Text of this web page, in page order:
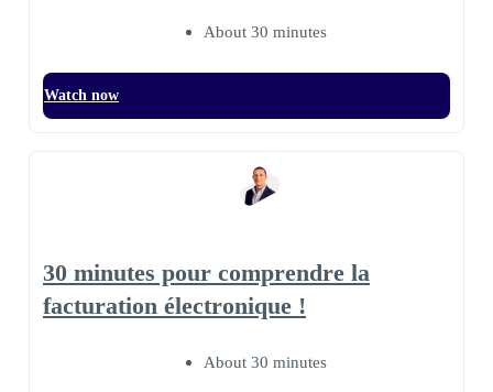
About 30 minutes
Watch now
30 minutes pour comprendre la
facturation électronique !
About 30 minutes